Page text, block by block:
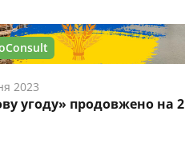
2023
угоду» продовжено на 2